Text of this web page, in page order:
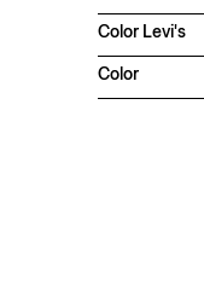
Color Levi's
Color